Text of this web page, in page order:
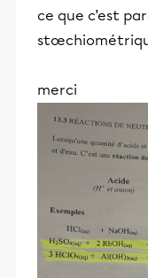
ce que c’est
merci